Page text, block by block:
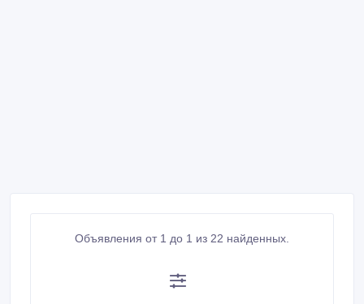
Объявления от 1 до 1 из 22 найденных.